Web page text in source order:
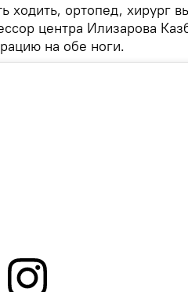
ходить, ортопед, хирург
центра Илизарова
на обе ноги.